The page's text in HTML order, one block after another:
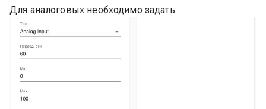
Для аналоговых необходимо задать: